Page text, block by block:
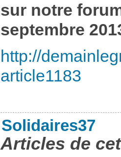
sur notre
septembre
http://
article1183
Solidaires37
Articles de